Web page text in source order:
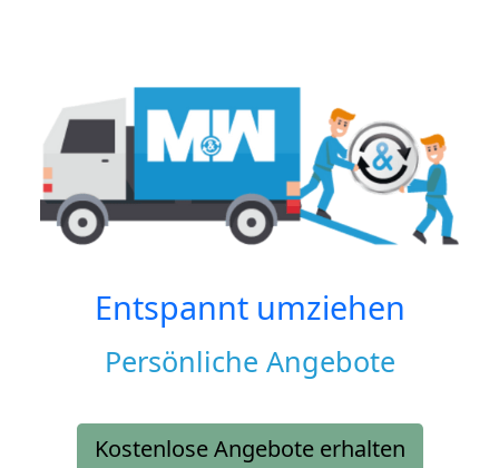
Entspannt umziehen
Persönliche Angebote
Kostenlose Angebote erhalten